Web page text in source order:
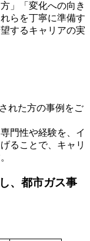
」「変化への向き
らを丁寧に準備す
するキャリアの実
れた方の事例をご
門性や経験を、イ
ることで、キャリ
、都市ガス事